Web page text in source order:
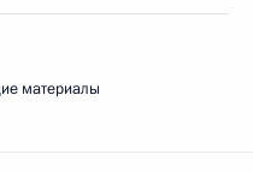
материалы